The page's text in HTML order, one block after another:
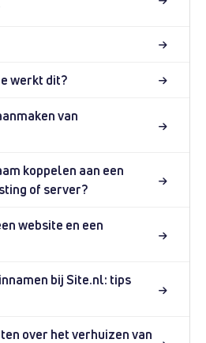
werkt dit?
van
koppelen aan een
of server?
website en een
bij Site.nl: tips
over het verhuizen van